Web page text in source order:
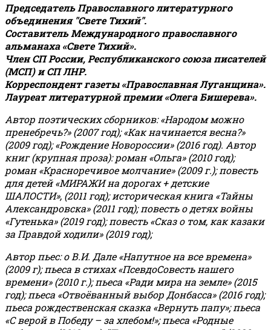
Председатель Православного литературного
объединения "Свете Тихий".
Составитель Международного православного
альманаха «Свете Тихий».
Член СП России, Республиканского союза писателей
(МСП) и СП ЛНР.
Корреспондент газеты «Православная Луганщина».
Лауреат литературной премии «Олега Бишерева».
Автор поэтических сборников: «Народом можно
пренебречь?» (2007 год); «Как начинается весна?»
(2009 год); «Рождение Новороссии» (2016 год). Автор
книг (крупная проза): роман «Ольга» (2010 год);
роман «Красноречивое молчание» (2009 г.); повесть
для детей «МИРАЖИ на дорогах + детские
ШАЛОСТИ», (2011 год); историческая книга «Тайны
Александровска» (2011 год); повесть о детях войны
«Гутенька» (2019 год); повесть «Сказ о том, как казаки
за Правдой ходили» (2019 год);
Автор пьес: о В.И. Дале «Напутное на все времена»
(2009 г); пьеса в стихах «ПсевдоСовесть нашего
времени» (2010 г.); пьеса «Ради мира на земле» (2015
год); пьеса «Отвоёванный выбор Донбасса» (2016 год);
пьеса рождественская сказка «Вернуть папу»; пьеса
«С верой в Победу – за хлебом!»;пьеса «Родные